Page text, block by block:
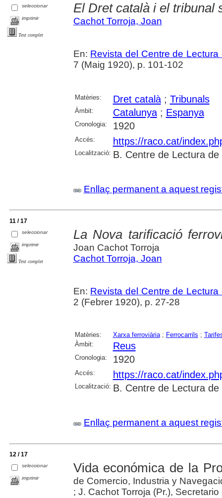
seleccionar
imprimir
Text complet
El Dret català i el tribunal
Cachot Torroja, Joan
En: Revista del Centre de Lectura
7 (Maig 1920), p. 101-102
Matèries: Dret català; Tribunals
Àmbit: Catalunya; Espanya
Cronologia: 1920
Accés: https://raco.cat/
Localització: B. Centre de Lectura de
Enllaç permanent a aquest
11 / 17
seleccionar
imprimir
Text complet
La Nova tarificació
Joan Cachot Torroja
Cachot Torroja, Joan
En: Revista del Centre de Lectura
2 (Febrer 1920), p. 27-28
Matèries: Xarxa ferroviària; Ferrocarrils ;
Àmbit:
Reus
Cronologia: 1920
Accés: https://raco.cat/
Localització: B. Centre de Lectura de
Enllaç permanent a aquest
12 / 17
seleccionar
imprimir
Vida económica de la
de Comercio, Industria y
; J. Cachot Torroja (Pr.),